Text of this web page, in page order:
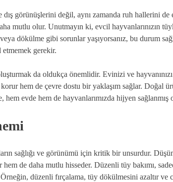
dış görünüşlerini değil, aynı zamanda ruh hallerini
mutlu olur. Unutmayın ki, evcil hayvanlarınızın
dökülme gibi sorunlar yaşıyorsanız, bu durum
etmemek gerekir.
da oldukça önemlidir. Evinizi ve
korur hem de çevre dostu bir yaklaşım sağlar. Doğal
evde hem de hayvanlarımızda hijyen sağlanmış
sağlığı ve görünümü için kritik bir unsurdur.
de daha mutlu hisseder. Düzenli tüy bakımı,
Örneğin, düzenli fırçalama, tüy dökülmesini azaltır